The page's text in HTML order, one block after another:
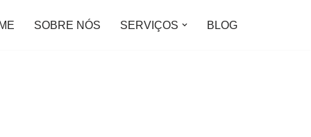
SOBRE NÓS SERVIÇOS BLOG